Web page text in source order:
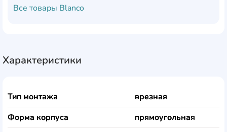
Все товары Blanco
Характеристики
Тип монтажа
врезная
Форма корпуса
прямоугольная